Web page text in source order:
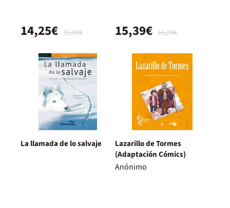
15,00€
14,25€ 16,20€
15,39€
La llamada de lo salvaje
Lazarillo de Tormes
(Adaptación Cómics)
Anónimo